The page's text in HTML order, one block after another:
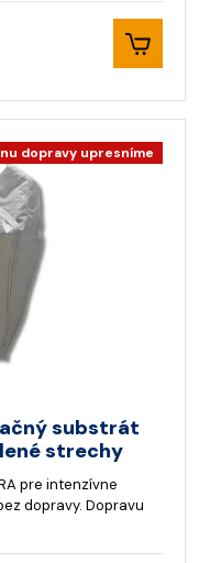
dopravy upresníme
substrát
strechy
pre intenzívne
dopravy. Dopravu